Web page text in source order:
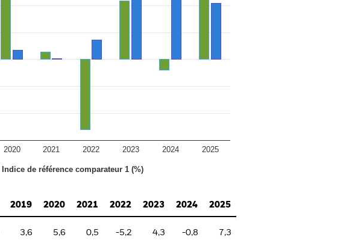
Indice de référence comparateur 1 (%)
2020 2021 2022 2023 2024 2025
2019 2020 2021 2022 2023 2024 2025
3,6 5,6 0,5 -5,2 4,3 -0,8 7,3